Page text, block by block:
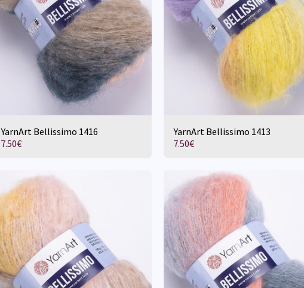
YarnArt Bellissimo 1416
7.50€
YarnArt Bellissimo 1413
7.50€